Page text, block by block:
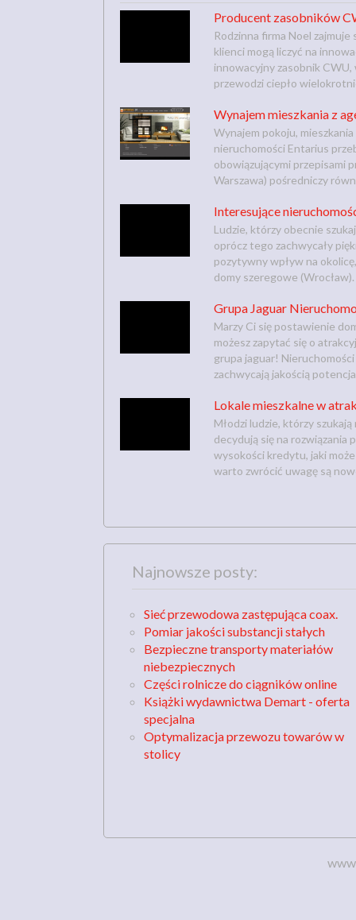
Producent zasobników
Rodzinna firma Noel
klienci mogą liczyć na
innowacyjny zasobnik
przewodzi ciepło
Wynajem mieszkania z
Wynajem pokoju,
nieruchomości Entarius
obowiązującymi przepisami
Warszawa) pośredniczy
Interesujące
Ludzie, którzy obecnie
oprócz tego zachwycały
pozytywny wpływ na
domy szeregowe
Grupa Jaguar
Marzy Ci się postawienie
możesz zapytać się o
grupa jaguar!
zachwycają jakością
Lokale mieszkalne w
Młodzi ludzie, którzy
decydują się na rozwiązania
wysokości kredytu, jaki
warto zwrócić uwagę są
Najnowsze posty:
Sieć przewodowa zastępująca coax.
Pomiar jakości substancji stałych
Bezpieczne transporty materiałów
niebezpiecznych
Części rolnicze do ciągników online
Książki wydawnictwa Demart - oferta
specjalna
Optymalizacja przewozu towarów w
stolicy